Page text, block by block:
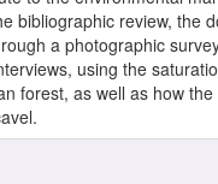
bibliographic review, the
a photographic
using the
forest, as well as how